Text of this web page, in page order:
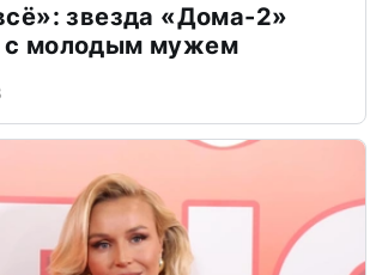
звезда «Дома-2»
с молодым мужем